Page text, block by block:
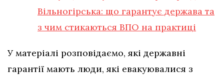
Вільногірська: що гарантує держава та
з чим стикаються ВПО на практиці
У матеріалі розповідаємо, які державні
гарантії мають люди, які евакуювалися з